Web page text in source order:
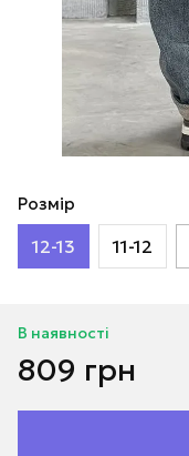
Розмір
12-13 11-12
В наявності
809 грн